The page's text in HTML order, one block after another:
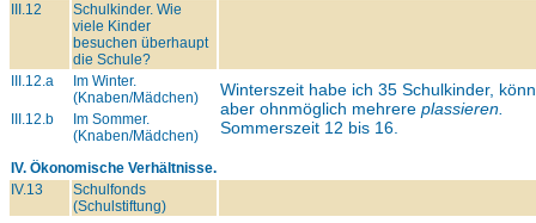
III.12
Schulkinder. Wie
viele Kinder
besuchen überhaupt
die Schule?
III.12.a
Im Winter.
(Knaben/Mädchen)
Winterszeit habe ich 35 Schulkinder,
aber ohnmöglich mehrere plassieren.
Sommerszeit 12 bis 16.
III.12.b
Im Sommer.
(Knaben/Mädchen)
IV. Ökonomische Verhältnisse.
IV.13
Schulfonds
(Schulstiftung)